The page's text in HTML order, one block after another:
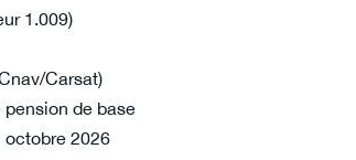
1.009)
Carsat)
de base
octobre 2026